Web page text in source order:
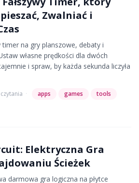
Zwalniać i
timer na gry planszowe, debaty i
własne prędkości dla dwóch
i spraw, by każda sekunda liczyła
· apps games
tools
Elektryczna Gra
Ścieżek
darmowa gra logiczna na płytce